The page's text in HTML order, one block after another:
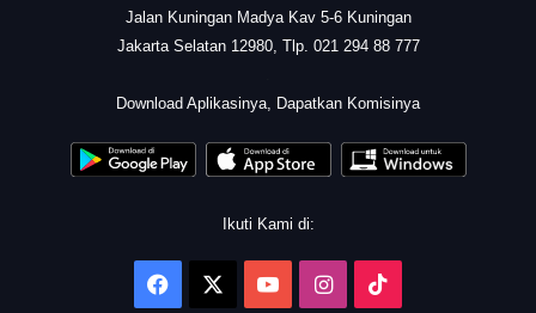
Jalan Kuningan Madya Kav 5-6 Kuningan
Jakarta Selatan 12980, Tlp. 021 294 88 777
Download Aplikasinya, Dapatkan Komisinya
Ikuti Kami di:
Facebook YouTubeInstagram